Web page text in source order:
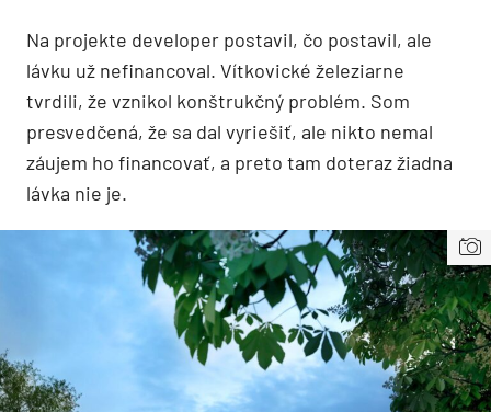
Na projekte developer postavil, čo postavil, ale
lávku už nefinancoval. Vítkovické železiarne
tvrdili, že vznikol konštrukčný problém. Som
presvedčená, že sa dal vyriešiť, ale nikto nemal
záujem ho financovať, a preto tam doteraz žiadna
lávka nie je.